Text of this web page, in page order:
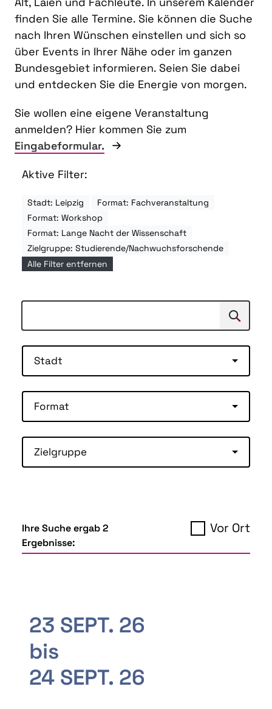
finden Sie alle Termine. Sie können die Suche
nach Ihren Wünschen einstellen und sich so
über Events in Ihrer Nähe oder im ganzen
Bundesgebiet informieren. Seien Sie dabei
und entdecken Sie die Energie von morgen.
Sie wollen eine eigene Veranstaltung
anmelden? Hier kommen Sie zum
Eingabeformular.
Aktive Filter:
Stadt: Leipzig
Format: Fachveranstaltung
Format: Workshop
Format: Lange Nacht der Wissenschaft
Zielgruppe: Studierende/Nachwuchsforschende
Alle Filter entfernen
Suchen
Stadt
Format
Zielgruppe
Ihre Suche ergab 2
Ergebnisse:
Vor Ort
23 SEPT. 26
bis
24 SEPT. 26